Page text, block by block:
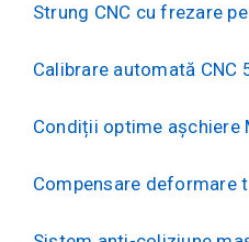
Strung CNC cu frezare
Calibrare automată CNC
Condiții optime așchiere
Compensare deformare